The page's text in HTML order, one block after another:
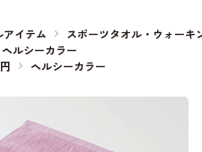
アイテム
スポーツタオル・ウォーキ
ヘルシーカラー
ヘルシーカラー